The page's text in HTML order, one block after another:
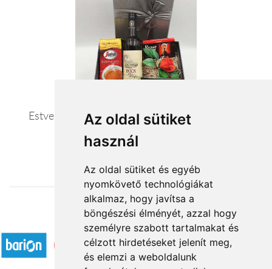
Az oldal sütiket
használ
Az oldal sütiket és egyéb
nyomkövető technológiákat
alkalmaz, hogy javítsa a
böngészési élményét, azzal hogy
személyre szabott tartalmakat és
célzott hirdetéseket jelenít meg,
és elemzi a weboldalunk
Estve-reggel – bor kávé és tea ajándékcsomag
21 100 Ft-tól
Elfogadott fizetési módok